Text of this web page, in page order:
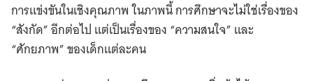
การแข่งขันในเชิงคุณภาพ ในภาพนี้ การศึกษาจะไม่ใช่เรื่องของ
“สังกัด” อีกต่อไป แต่เป็นเรื่องของ “ความสนใจ” และ
“ศักยภาพ” ของเด็กแต่ละคน